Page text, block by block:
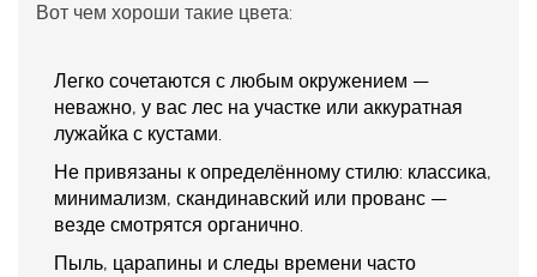
Вот чем хороши такие цвета:
Легко сочетаются с любым окружением —
неважно, у вас лес на участке или аккуратная
лужайка с кустами.
Не привязаны к определённому стилю: классика,
минимализм, скандинавский или прованс —
везде смотрятся органично.
Пыль, царапины и следы времени часто